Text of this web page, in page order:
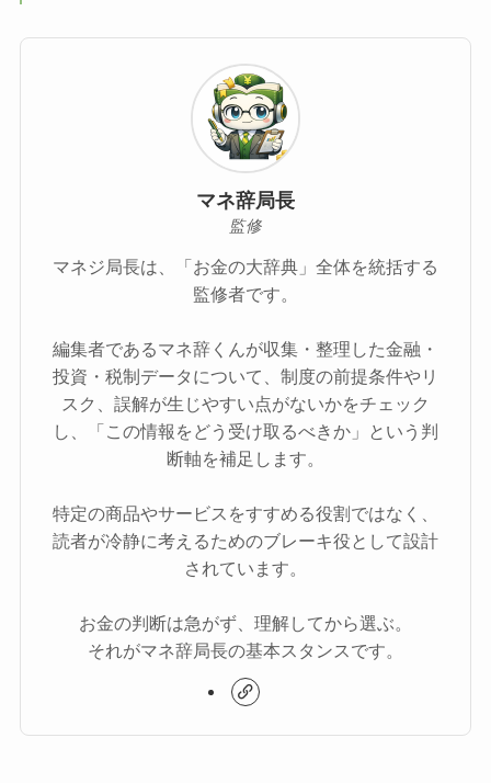
マネ辞局長
監修
マネジ局長は、「お金の大辞典」全体を統括する
監修者です。
編集者であるマネ辞くんが収集・整理した金融・
投資・税制データについて、制度の前提条件やリ
スク、誤解が生じやすい点がないかをチェック
し、「この情報をどう受け取るべきか」という判
断軸を補足します。
特定の商品やサービスをすすめる役割ではなく、
読者が冷静に考えるためのブレーキ役として設計
されています。
お金の判断は急がず、理解してから選ぶ。
それがマネ辞局長の基本スタンスです。